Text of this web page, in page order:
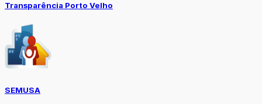
Transparência Porto Velho
SEMUSA